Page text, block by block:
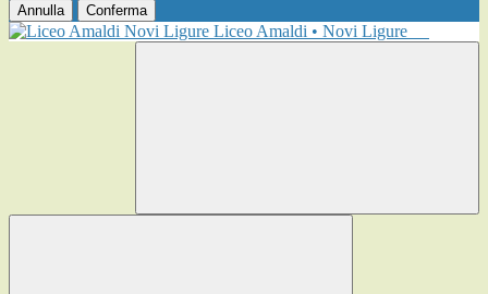
Annulla Conferma
Liceo Amaldi • Novi Ligure